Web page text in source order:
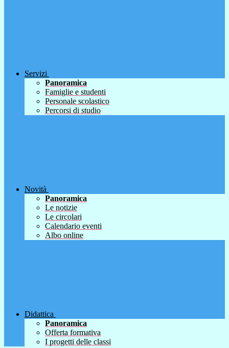
Servizi
Panoramica
Famiglie e studenti
Personale scolastico
Percorsi di studio
Novità
Panoramica
Le notizie
Le circolari
Calendario eventi
Albo online
Didattica
Panoramica
Offerta formativa
I progetti delle classi